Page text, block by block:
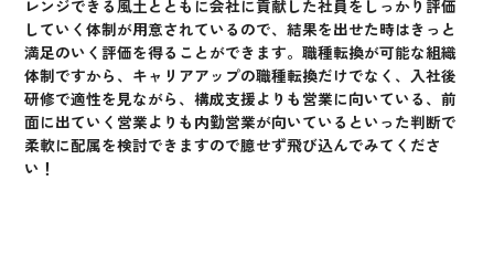
レンジできる風土とともに会社に貢献した社員をしっかり評価
していく体制が用意されているので、結果を出せた時はきっと
満足のいく評価を得ることができます。職種転換が可能な組織
体制ですから、キャリアアップの職種転換だけでなく、入社後
研修で適性を見ながら、構成支援よりも営業に向いている、前
面に出ていく営業よりも内勤営業が向いているといった判断で
柔軟に配属を検討できますので臆せず飛び込んでみてくださ
い！